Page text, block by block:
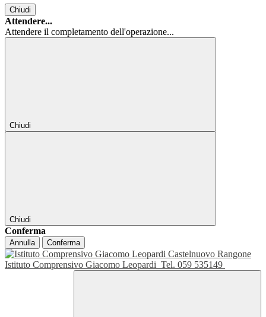
Chiudi
Attendere...
Attendere il completamento dell'operazione...
Chiudi
Chiudi
Conferma
Annulla Conferma
Istituto Comprensivo Giacomo Leopardi Tel. 059 535149